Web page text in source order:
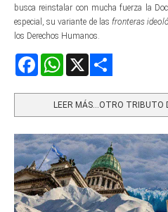
busca reinstalar con mucha fuerza la
especial, su variante de las fronteras
los Derechos Humanos.
FacebookWhatsApp
LEER MÁS…OTRO TRIBUTO